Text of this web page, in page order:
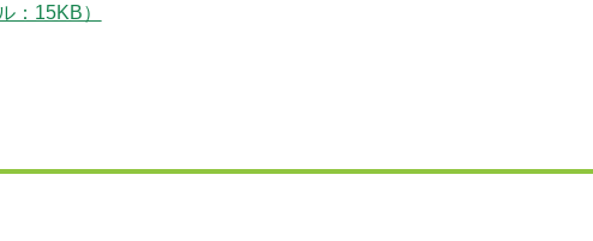
：15KB）